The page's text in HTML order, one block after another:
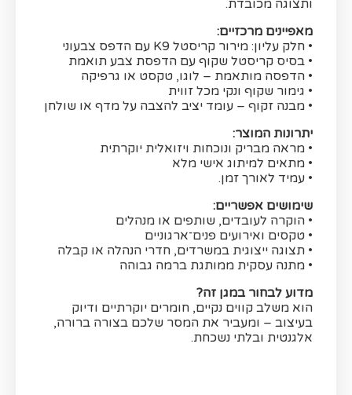
ותצוגה מכובדת.
מאפיינים מרכזיים:
• חלק עליון: מירור קריסטל K9 עם הדפס צבעוני
• בסיס קריסטל שקוף עם הדפסת צבע תואמת
• הדפסה מותאמת – לוגו, טקסט או גרפיקה
• גימור שקוף ונקי מכל זווית
• מבנה זקוף – עומד יציב להצבה על מדף או שולחן
יתרונות המוצר:
• מראה מבריק ונוכחות ויזואלית יוקרתית
• מתאים למיתוג אישי מלא
• עמיד לאורך זמן.
שימושים אפשריים:
• הוקרה לעובדים, שותפים או מנהלים
• טקסים ואירועים פנים־ארגוניים
• תצוגה ייצוגית במשרדים, חדרי הנהלה או קבלה
• מתנה עסקית ממותגת ברמה גבוהה
מדוע לבחור במגן זה?
הוא משלב קווים נקיים, חומרים יוקרתיים ודיוק
בעיצוב – ומעביר את המסר שלכם בצורה ברורה,
אלגנטית ובלתי נשכחת.